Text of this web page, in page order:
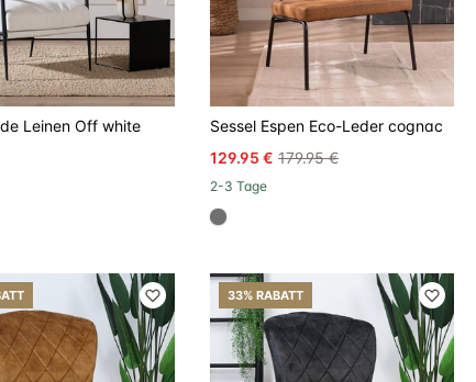
50%, #be8957 50%, #be8957)
Leinen Off white
Sessel Espen Eco-Leder cognac
129.95 € 179.95 €
2-3 Tage
#707070
33% RABATT